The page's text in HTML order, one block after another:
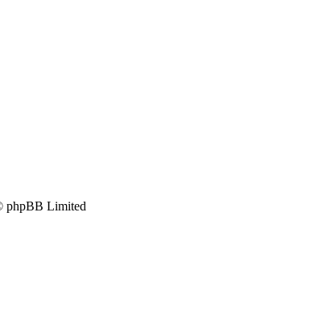
phpBB Limited